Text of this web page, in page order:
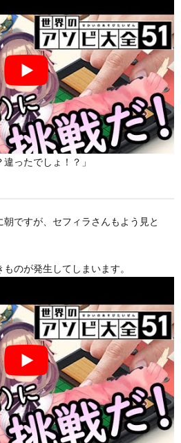
ったでしょ！？」
ですが、セフィラさんもよう見と
のが発生してしまいます。